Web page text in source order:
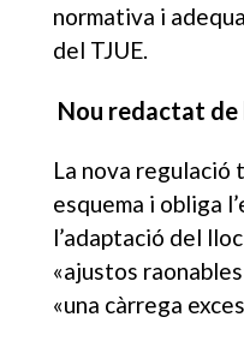
normativa i
del TJUE.
Nou redactat de
La nova regulació
esquema i obliga
l’adaptació del
«ajustos
«una càrrega